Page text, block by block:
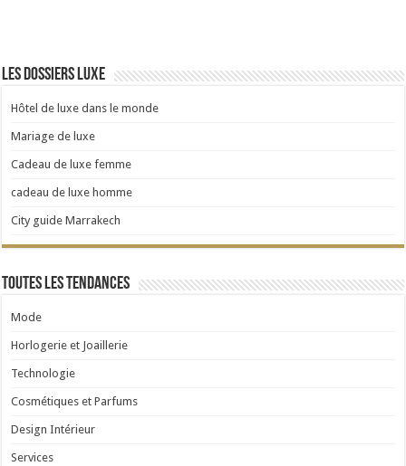
Les dossiers luxe
Hôtel de luxe dans le monde
Mariage de luxe
Cadeau de luxe femme
cadeau de luxe homme
City guide Marrakech
Toutes les tendances
Mode
Horlogerie et Joaillerie
Technologie
Cosmétiques et Parfums
Design Intérieur
Services